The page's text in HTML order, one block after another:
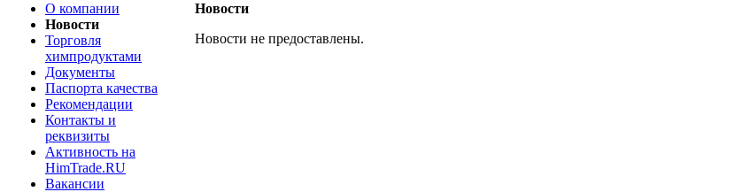
О компании
Новости
Торговля
химпродуктами
Документы
Паспорта качества
Рекомендации
Контакты и
реквизиты
Активность на
HimTrade.RU
Вакансии
Новости
Новости не предоставлены.